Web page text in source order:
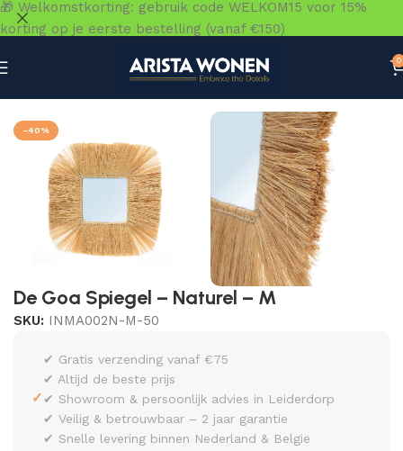
0
-40%
De Goa Spiegel – Naturel – M
SKU: INMA002N-M-50
✓
✔ Gratis verzending vanaf €75
✔ Altijd de beste prijs
✔ Showroom & persoonlijk advies in Leiderdorp
✔ Veilig & betrouwbaar – 2 jaar garantie
✔ Snelle levering binnen Nederland & België
🎁 Welkomstkorting: gebruik code WELKOM15 voor 15%
korting op je eerste bestelling (vanaf €150)